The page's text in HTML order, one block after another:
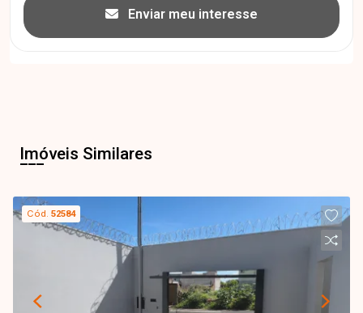
Enviar meu interesse
Imóveis Similares
Cód.52584